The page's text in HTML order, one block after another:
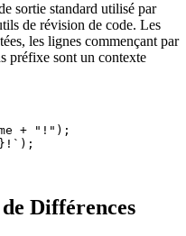
sortie standard utilisé par
de révision de code. Les
les lignes commençant par
préfixe sont un contexte
+ "!");
Différences